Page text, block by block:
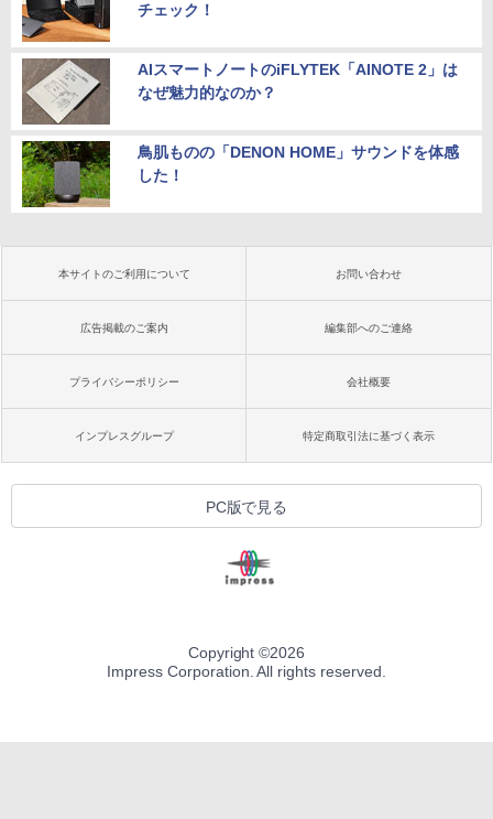
チェック！
AIスマートノートのiFLYTEK「AINOTE 2」は
なぜ魅力的なのか？
鳥肌ものの「DENON HOME」サウンドを体感
した！
本サイトのご利用について お問い合わせ
広告掲載のご案内 編集部へのご連絡
プライバシーポリシー 会社概要
インプレスグループ 特定商取引法に基づく表示
PC版で見る
Copyright ©2026
Impress Corporation. All rights reserved.